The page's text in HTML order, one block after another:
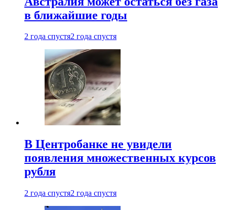
в ближайшие годы
2 года спустя2 года спустя
В Центробанке не увидели
появления множественных курсов
рубля
2 года спустя2 года спустя